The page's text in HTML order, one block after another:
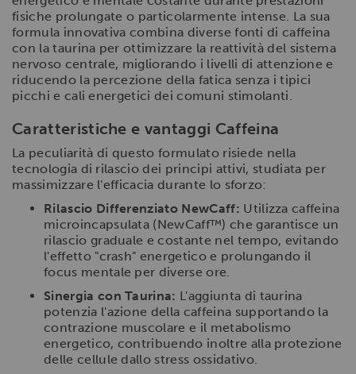
fisiche prolungate o particolarmente intense. La sua
formula innovativa combina diverse fonti di caffeina
con la taurina per ottimizzare la reattività del sistema
nervoso centrale, migliorando i livelli di attenzione e
riducendo la percezione della fatica senza i tipici
picchi e cali energetici dei comuni stimolanti.
Caratteristiche e vantaggi Caffeina
La peculiarità di questo formulato risiede nella
tecnologia di rilascio dei principi attivi, studiata per
massimizzare l'efficacia durante lo sforzo:
Rilascio Differenziato NewCaff: Utilizza caffeina
microincapsulata (NewCaff™) che garantisce un
rilascio graduale e costante nel tempo, evitando
l'effetto "crash" energetico e prolungando il
focus mentale per diverse ore.
Sinergia con Taurina: L'aggiunta di taurina
potenzia l'azione della caffeina supportando la
contrazione muscolare e il metabolismo
energetico, contribuendo inoltre alla protezione
delle cellule dallo stress ossidativo.